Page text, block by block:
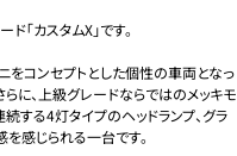
「カスタムX」です。
をコンセプトとした個性の車両となっ
に、上級グレードならではのメッキモ
する4灯タイプのヘッドランプ、グラ
感じられる一台です。